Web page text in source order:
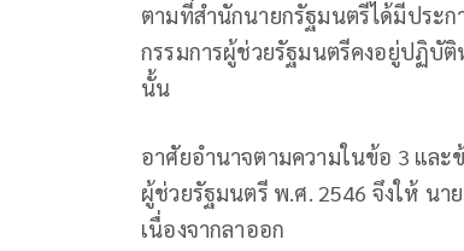
ตามที่สำนักนายกรัฐมนตรีได้มีประ
กรรมการผู้ช่วยรัฐมนตรีคงอยู่ปฏิบั
นั้น
อาศัยอำนาจตามความในข้อ 3 และ
ผู้ช่วยรัฐมนตรี พ.ศ. 2546 จึงให้ น
เนื่องจากลาออก